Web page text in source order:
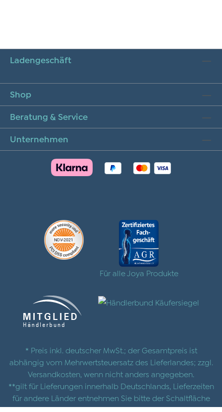
Ladengeschäft
Shop
Beratung & Service
Unternehmen
Für alle Joya Produkte
* Preis inkl. deutscher MwSt.; der Gesamtpreis ist
abhängig vom Mehrwertsteuersatz des Lieferlandes; zzgl.
Versandkosten , wenn nicht anders angegeben.
**gilt für Lieferungen innerhalb Deutschlands, Lieferzeiten
für andere Länder entnehmen Sie bitte der Schaltfläche
mit denVersandinformationen